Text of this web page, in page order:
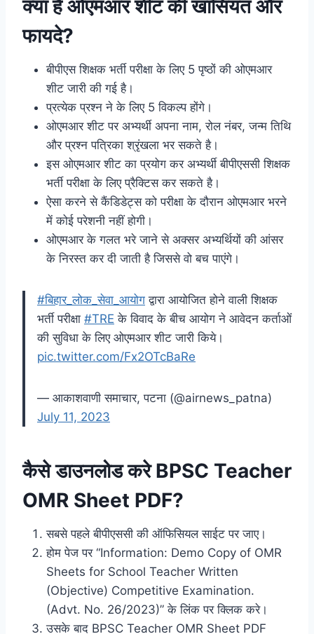
क्या है ओएमआर शीट की खासियत और
फायदे?
बीपीएस शिक्षक भर्ती परीक्षा के लिए 5 पृष्ठों की ओएमआर
शीट जारी की गई है।
प्रत्येक प्रश्न ने के लिए 5 विकल्प होंगे।
ओएमआर शीट पर अभ्यर्थी अपना नाम, रोल नंबर, जन्म तिथि
और प्रश्नपत्रिका श्रृंखला भर सकते है।
इस ओएमआरशीट का प्रयोग कर अभ्यर्थी बीपीएससी शिक्षक
भर्ती परीक्षा के लिए प्रैक्टिस कर सकते है।
ऐसा करने से कैंडिडेट्स को परीक्षा के दौरान ओएमआर भरने
में कोई परेशनी नहीं होगी।
ओएमआर के गलत भरे जाने से अक्सर अभ्यर्थियों की आंसर
के निरस्त कर दी जाती है जिससे वो बच पाएंगे।
#बिहार_लोक_सेवा_आयोग द्वारा आयोजित होने वाली शिक्षक
भर्ती परीक्षा #TRE के विवाद के बीच आयोग ने आवेदन कर्ताओं
की सुविधा के लिए ओएमआर शीट जारी किये।
pic.twitter.com/Fx2OTcBaRe
— आकाशवाणी समाचार, पटना (@airnews_patna)
July 11, 2023
कैसे डाउनलोड करे BPSC Teacher
OMR Sheet PDF?
सबसे पहले बीपीएससी की ऑफिसियल साईट पर जाए।
होम पेज पर “Information: Demo Copy of OMR
Sheets for School Teacher Written
(Objective) Competitive Examination.
(Advt. No. 26/2023)” के लिंक पर क्लिक करे।
उसके बाद BPSC Teacher OMR Sheet PDF